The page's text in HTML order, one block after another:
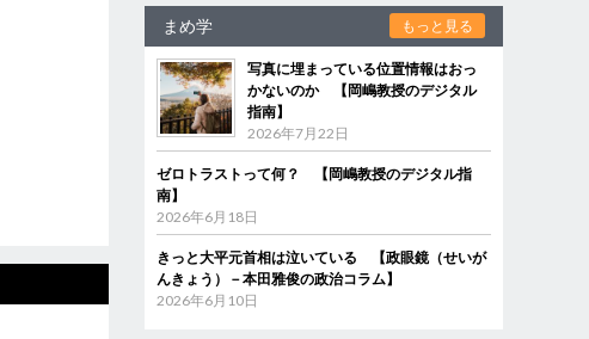
まめ学 もっと見る
写真に埋まっている位置情報はおっ
かないのか 【岡嶋教授のデジタル
指南】
2026年7月22日
ゼロトラストって何？ 【岡嶋教授のデジタル指
南】
2026年6月18日
きっと大平元首相は泣いている 【政眼鏡（せいが
んきょう）－本田雅俊の政治コラム】
2026年6月10日